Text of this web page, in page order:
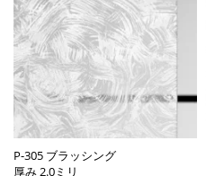
P-305 ブラッシング
厚み 2.0ミリ